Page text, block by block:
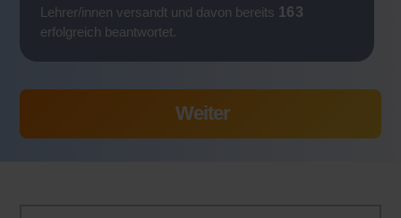
Lehrer/innen versandt und davon bereits 163
erfolgreich beantwortet.